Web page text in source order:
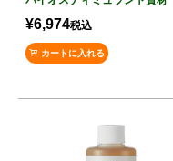
¥6,974税込
カートに入れる